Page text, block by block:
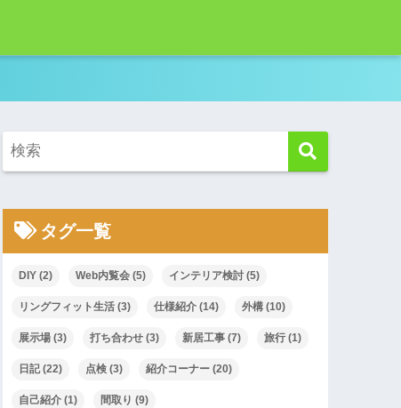
タグ一覧
DIY (2) Web内覧会 (5) インテリア検討 (5)
リングフィット生活 (3) 仕様紹介 (14) 外構 (10)
展示場 (3) 打ち合わせ (3) 新居工事 (7) 旅行 (1)
日記(22) 点検 (3) 紹介コーナー (20)
自己紹介 (1) 間取り (9)